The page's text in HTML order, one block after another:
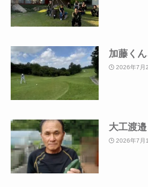
加藤く
2026年7月
大工渡
2026年7月